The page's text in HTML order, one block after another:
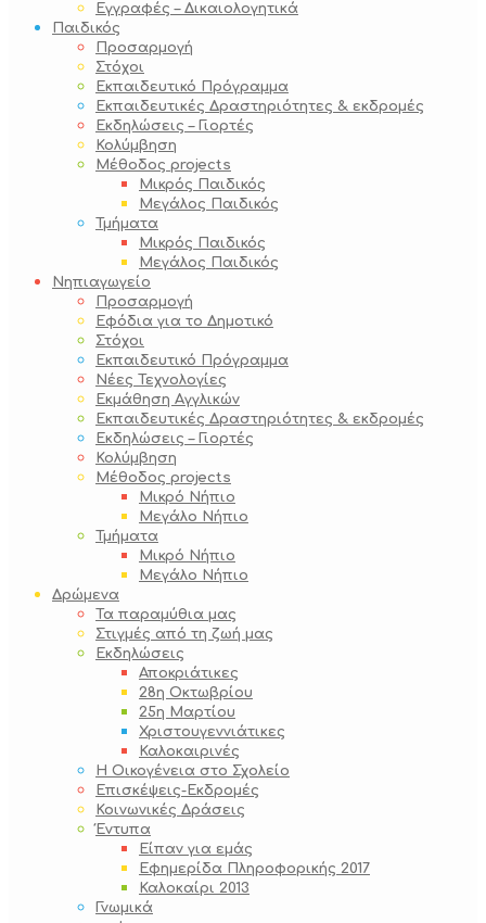
Εγγραφές – Δικαιολογητικά
Παιδικός
Προσαρμογή
Στόχοι
Εκπαιδευτικό Πρόγραμμα
Εκπαιδευτικές Δραστηριότητες & εκδρομές
Εκδηλώσεις – Γιορτές
Κολύμβηση
Μέθοδος projects
Μικρός Παιδικός
Μεγάλος Παιδικός
Τμήματα
Μικρός Παιδικός
Μεγάλος Παιδικός
Νηπιαγωγείο
Προσαρμογή
Εφόδια για το Δημοτικό
Στόχοι
Εκπαιδευτικό Πρόγραμμα
Νέες Τεχνολογίες
Εκμάθηση Αγγλικών
Εκπαιδευτικές Δραστηριότητες & εκδρομές
Εκδηλώσεις – Γιορτές
Κολύμβηση
Μέθοδος projects
Μικρό Νήπιο
Μεγάλο Νήπιο
Τμήματα
Μικρό Νήπιο
Μεγάλο Νήπιο
Δρώμενα
Τα παραμύθια μας
Στιγμές από τη ζωή μας
Εκδηλώσεις
Αποκριάτικες
28η Οκτωβρίου
25η Μαρτίου
Χριστουγεννιάτικες
Καλοκαιρινές
Η Οικογένεια στο Σχολείο
Επισκέψεις-Εκδρομές
Κοινωνικές Δράσεις
Έντυπα
Είπαν για εμάς
Εφημερίδα Πληροφορικής 2017
Καλοκαίρι 2013
Γνωμικά